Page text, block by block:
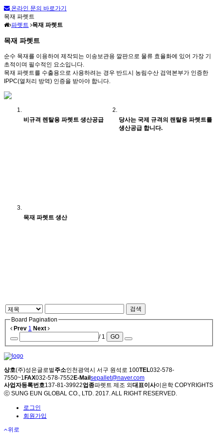
온라인 문의 바로가기
목재 파렛트
파렛트 목재 파렛트
목재 파렛트
순수 목재를 이용하여 제작되는 이송보관용 깔판으로 물류 효율화에 있어 가장 기
초적이며 필수적인 요소입니다.
목재 파렛트를 수출용으로 사용하려는 경우 반드시 농림수산 검역본부가 인증한
IPPC(열처리 방역) 인증을 받아야 합니다.
비규격 렌탈용 파렛트 생산공급
당사는 국제 규격의 랜탈용 파렛트를
생산공급 합니다.
목재 파렛트 생산
검색
Board Pagination
Prev 1 Next
/ 1
GO
상호(주)성은글로벌주소인천광역시 서구 원석로 100TEL032-578-
7550~1FAX032-578-7552E-Mailsepallet@naver.com
사업자등록번호137-81-39922업종파렛트 제조 외대표이사이은학 COPYRIGHTS
ⓒ SUNG EUN GLOBAL CO., LTD. 2017. ALL RIGHT RESERVED.
로그인
회원가입
위로